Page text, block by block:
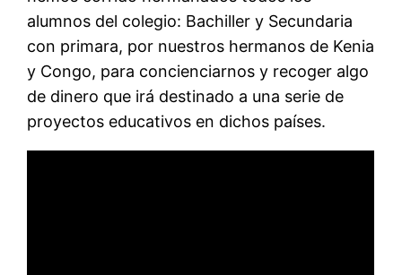
alumnos del colegio: Bachiller y Secundaria
con primara, por nuestros hermanos de Kenia
y Congo, para concienciarnos y recoger algo
de dinero que irá destinado a una serie de
proyectos educativos en dichos países.